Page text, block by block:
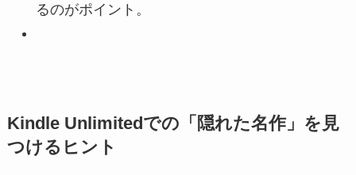
るのがポイント。
Kindle Unlimitedでの「隠れた名作」を見
つけるヒント